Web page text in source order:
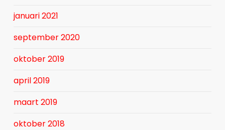
januari 2021
september 2020
oktober 2019
april 2019
maart 2019
oktober 2018